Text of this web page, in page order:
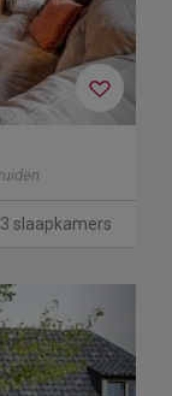
3 slaapkamers
Next